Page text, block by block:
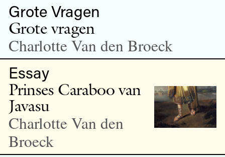
Grote Vragen
Grote vragen
Charlotte Van den Broeck
Essay
Prinses Caraboo van
Javasu
Charlotte Van den
Broeck